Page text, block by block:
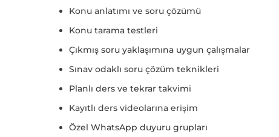
Konu anlatımı ve soru çözümü
Konu tarama testleri
Çıkmış soru yaklaşımına uygun çalışmalar
Sınav odaklı soru çözüm teknikleri
Planlı ders ve tekrar takvimi
Kayıtlı ders videolarına erişim
Özel WhatsApp duyuru grupları